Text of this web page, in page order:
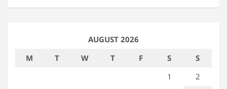
AUGUST 2026
M
T W T F S
S
1
2